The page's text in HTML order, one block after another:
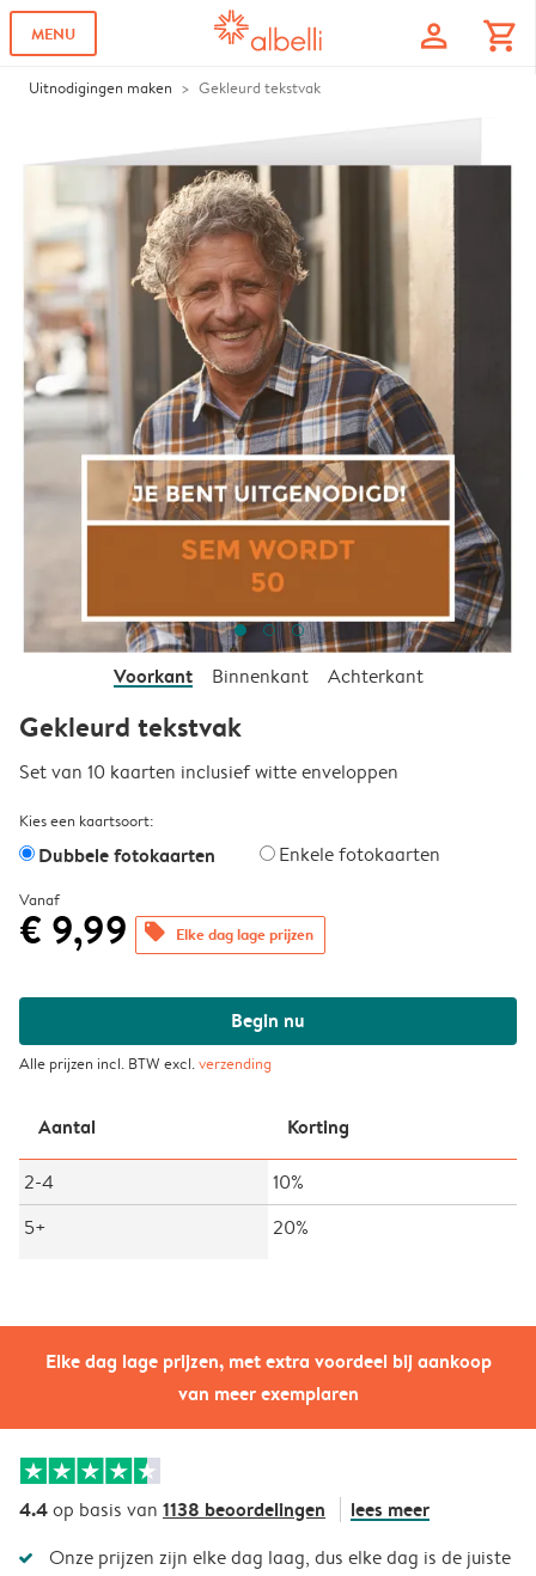
MENU profile shopping_cart
Uitnodigingen maken Gekleurd tekstvak
Elke dag lage prijzen, met extra voordeel bij aankoop
van meer exemplaren
Voorkant Binnenkant Achterkant
Gekleurd tekstvak
Set van 10 kaarten inclusief witte enveloppen
Kies een kaartsoort:
Dubbele fotokaarten Enkele fotokaarten
Vanaf
€ 9,99 offers Elke dag lage prijzen
Begin nu
Alle prijzen incl. BTW excl.verzending
Aantal Korting
2-4
10%
5+
20%
4.4op basis van 1138 beoordelingen lees meer
Onze prijzen zijn elke dag laag, dus elke dag is de juiste